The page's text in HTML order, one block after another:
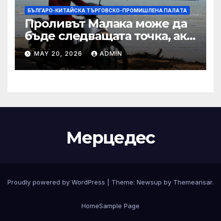
БЪЛГАРО-КИТАЙСКА ТЪРГОВСКО-ПРОМИШЛЕНА ПАЛAТА
Проливът Малака може да
бъде следващата точка, ако
Азия не внимава
MAY 20, 2026 ADMIN
Мерцедес
Proudly powered by WordPress Theme: Newsup by Themeansar.
HomeSample Page